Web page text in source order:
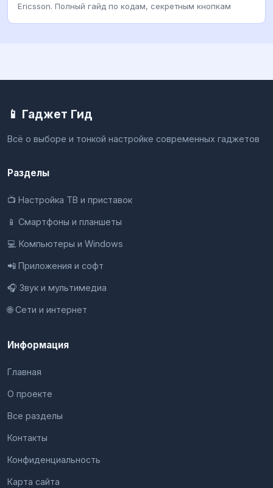
Ericsson. Полный гайд по кодам, секретным кнопкам
📱 Гаджет Гид
Всё о выборе и тонкой настройке современных гаджетов
Разделы
📺 Настройка ТВ и приставок
📱 Смартфоны и планшеты
💻 Компьютеры и Windows
📲 Приложения и софт
🎧 Звук и мультимедиа
🌐 Сети и интернет
Информация
Главная
О проекте
Все разделы
Контакты
Конфиденциальность
Карта сайта